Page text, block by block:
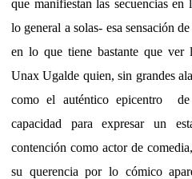
que manifiestan las secuencias
lo general a solas- esa sensación
en lo que tiene bastante que ver
Unax Ugalde quien, sin grandes
como el auténtico epicentro
capacidad para expresar un
contención como actor de
su querencia por lo cómico